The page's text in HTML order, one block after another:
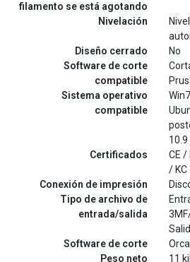
filamento se está agotando
Nivelación
Diseño cerrado
No
Software de corte
compatible
Sistema operativo
compatible
10.9
Certificados
CE /
/ KC
Conexión de impresión
Tipo de archivo de
entrada/salida
Software de corte
Peso neto
11